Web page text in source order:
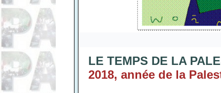
LE TEMPS DE LA
2018, année de la